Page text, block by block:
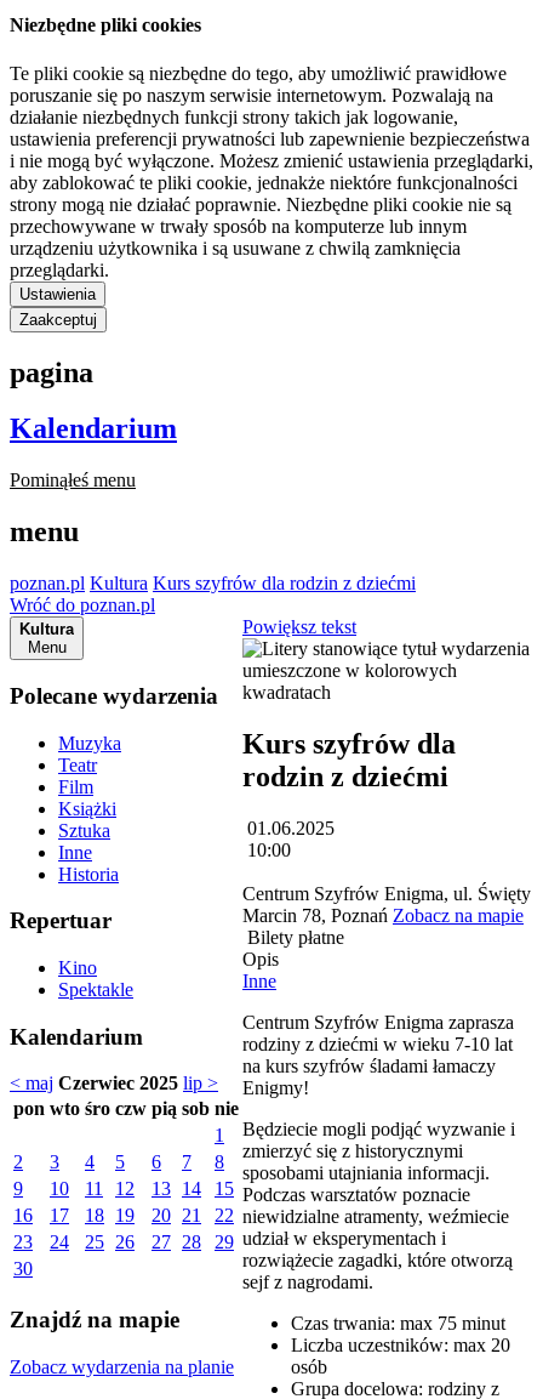
Niezbędne pliki cookies
Te pliki cookie są niezbędne do tego, aby umożliwić prawidłowe
poruszanie się po naszym serwisie internetowym. Pozwalają na
działanie niezbędnych funkcji strony takich jak logowanie,
ustawienia preferencji prywatności lub zapewnienie bezpieczeństwa
i nie mogą być wyłączone. Możesz zmienić ustawienia przeglądarki,
aby zablokować te pliki cookie, jednakże niektóre funkcjonalności
strony mogą nie działać poprawnie. Niezbędne pliki cookie nie są
przechowywane w trwały sposób na komputerze lub innym
urządzeniu użytkownika i są usuwane z chwilą zamknięcia
przeglądarki.
Ustawienia
Zaakceptuj
pagina
Kalendarium
Pominąłeś menu
menu
poznan.pl Kultura Kurs szyfrów dla rodzin z dziećmi
Wróć do poznan.pl
Kultura
Menu
Polecane wydarzenia
Muzyka
Teatr
Film
Książki
Sztuka
Inne
Historia
Repertuar
Kino
Spektakle
Kalendarium
< maj Czerwiec 2025 lip >
pon wto śro czw pią sob nie
1
2
3 4 5 6 7
8
9
10 11 12 13 14
15
16
17 18 19 20 21
22
23
24 25 26 27 28
29
30
Znajdź na mapie
Zobacz wydarzenia na planie
Powiększ tekst
Kurs szyfrów dla
rodzin z dziećmi
01.06.2025
10:00
Centrum Szyfrów Enigma, ul. Święty
Marcin 78, Poznań Zobacz na mapie
Bilety płatne
Opis
Inne
Centrum Szyfrów Enigma zaprasza
rodziny z dziećmi w wieku 7-10 lat
na kurs szyfrów śladami łamaczy
Enigmy!
Będziecie mogli podjąć wyzwanie i
zmierzyć się z historycznymi
sposobami utajniania informacji.
Podczas warsztatów poznacie
niewidzialne atramenty, weźmiecie
udział w eksperymentach i
rozwiążecie zagadki, które otworzą
sejf z nagrodami.
Czas trwania: max 75 minut
Liczba uczestników: max 20
osób
Grupa docelowa: rodziny z